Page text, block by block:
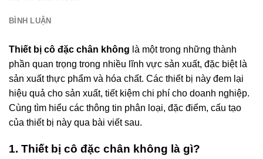
BÌNH LUẬN
Thiết bị cô đặc chân không là một trong những thành
phần quan trọng trong nhiều lĩnh vực sản xuất, đặc biệt là
sản xuất thực phẩm và hóa chất. Các thiết bị này đem lại
hiệu quả cho sản xuất, tiết kiệm chi phí cho doanh nghiệp.
Cùng tìm hiểu các thông tin phân loại, đặc điểm, cấu tạo
của thiết bị này qua bài viết sau.
1. Thiết bị cô đặc chân không là gì?